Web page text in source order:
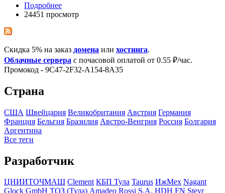
Подробнее
24451 просмотр
Скидка 5% на заказ домена или хостинга.
Облачные сервера с почасовой оплатой от 0.55 ₽/час.
Промокод - 9C47-2F32-A154-8A35
Страна
США Швейцария Великобритания Австрия Германия
Франция Бельгия Бразилия Австро-Венгрия Росcия Болгария
Аргентина
Все теги
Разработчик
ЦНИИТОЧМАШ Clement КБП Тула Taurus ИжМех Nagant
Glock GmbH ТОЗ (Тула) Amadeo Rossi S.A. HDH FN Steyr